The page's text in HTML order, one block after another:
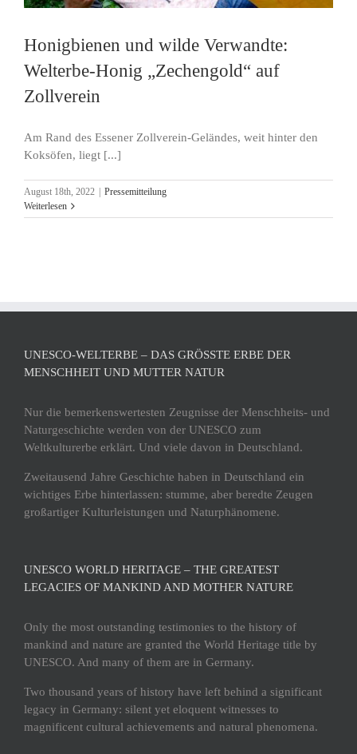
Honigbienen und wilde Verwandte:
Welterbe-Honig „Zechengold“ auf
Zollverein
Am Rand des Essener Zollverein-Geländes, weit hinter den
Koksöfen, liegt [...]
August 18th, 2022 | Pressemitteilung
Weiterlesen
UNESCO-WELTERBE – DAS GRÖSSTE ERBE DER M
ENSCHHEIT UND MUTTER NATUR
Nur die bemerkenswertesten Zeugnisse der Menschheits- und
Naturgeschichte werden von der UNESCO zum
Weltkulturerbe erklärt. Und viele davon in Deutschland.
Zweitausend Jahre Geschichte haben in Deutschland ein
wichtiges Erbe hinterlassen: stumme, aber beredte Zeugen
großartiger Kulturleistungen und Naturphänomene.
UNESCO WORLD HERITAGE – THE GREATEST
LEGACIES OF MANKIND AND MOTHER NATURE
Only the most outstanding testimonies to the history of
mankind and nature are granted the World Heritage title by
UNESCO. And many of them are in Germany.
Two thousand years of history have left behind a significant
legacy in Germany: silent yet eloquent witnesses to
magnificent cultural achievements and natural phenomena.